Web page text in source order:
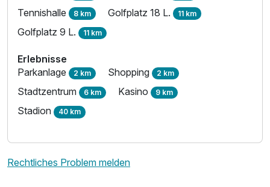
Tennishalle 8 km Golfplatz 18 L. 11 km
Golfplatz 9 L. 11 km
Erlebnisse
Parkanlage 2 km Shopping 2 km
Stadtzentrum 6 km Kasino 9 km
Stadion 40 km
Rechtliches Problem melden